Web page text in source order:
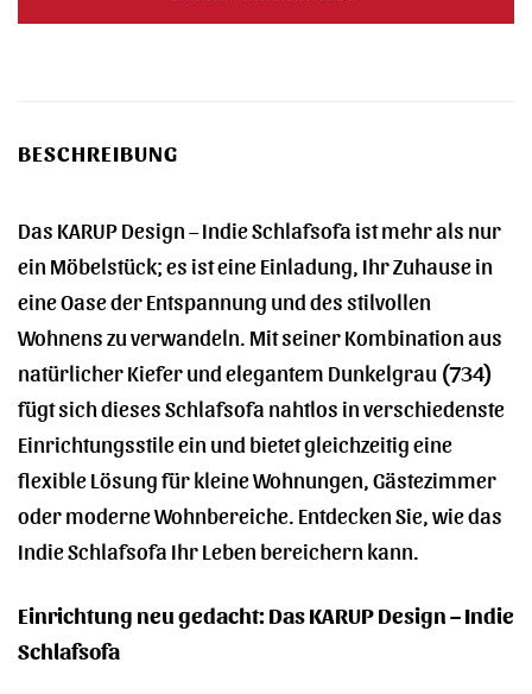
1.029,00 €977,55 €.
BESCHREIBUNG
Das KARUP Design – Indie Schlafsofa ist mehr als nur
ein Möbelstück; es ist eine Einladung, Ihr Zuhause in
eine Oase der Entspannung und des stilvollen
Wohnens zu verwandeln. Mit seiner Kombination aus
natürlicher Kiefer und elegantem Dunkelgrau (734)
fügt sich dieses Schlafsofa nahtlos in verschiedenste
Einrichtungsstile ein und bietet gleichzeitig eine
flexible Lösung für kleine Wohnungen, Gästezimmer
oder moderne Wohnbereiche. Entdecken Sie, wie das
Indie Schlafsofa Ihr Leben bereichern kann.
Einrichtung neu gedacht: Das KARUP Design – Indie
Schlafsofa